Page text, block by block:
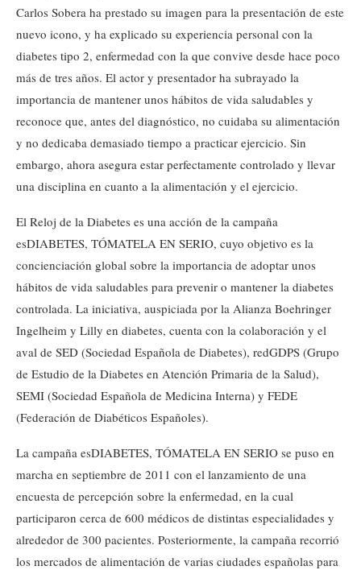
Carlos Sobera ha prestado su imagen para la presentación de este
nuevo icono, y ha explicado su experiencia personal con la
diabetes tipo 2, enfermedad con la que convive desde hace poco
más de tres años. El actor y presentador ha subrayado la
importancia de mantener unos hábitos de vida saludables y
reconoce que, antes del diagnóstico, no cuidaba su alimentación
y no dedicaba demasiado tiempo a practicar ejercicio. Sin
embargo, ahora asegura estar perfectamente controlado y llevar
una disciplina en cuanto a la alimentación y el ejercicio.
El Reloj de la Diabetes es una acción de la campaña
esDIABETES, TÓMATELA EN SERIO, cuyo objetivo es la
concienciación global sobre la importancia de adoptar unos
hábitos de vida saludables para prevenir o mantener la diabetes
controlada. La iniciativa, auspiciada por la Alianza Boehringer
Ingelheim y Lilly en diabetes, cuenta con la colaboración y el
aval de SED (Sociedad Española de Diabetes), redGDPS (Grupo
de Estudio de la Diabetes en Atención Primaria de la Salud),
SEMI (Sociedad Española de Medicina Interna) y FEDE
(Federación de Diabéticos Españoles).
La campaña esDIABETES, TÓMATELA EN SERIO se puso en
marcha en septiembre de 2011 con el lanzamiento de una
encuesta de percepción sobre la enfermedad, en la cual
participaron cerca de 600 médicos de distintas especialidades y
alrededor de 300 pacientes. Posteriormente, la campaña recorrió
los mercados de alimentación de varias ciudades españolas para